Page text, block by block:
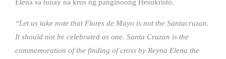
Elena sa tunay na krus ng panginoong Hesukristo.
“Let us take note that Flores de Mayo is not the Santacruzan.
It should not be celebrated as one. Santa Cruzan is the
commemoration of the finding of cross by Reyna Elena the